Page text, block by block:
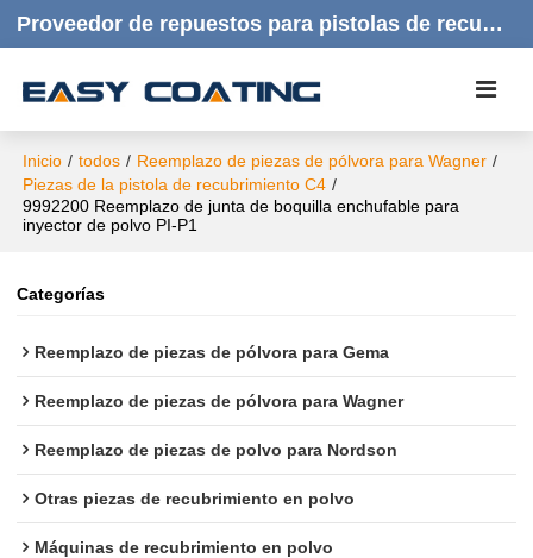
Proveedor de repuestos para pistolas de recubrimiento en polvo | Productos de calidad, respuesta rápida y atención al cliente amable.
Inicio / todos / Reemplazo de piezas de pólvora para Wagner /
Piezas de la pistola de recubrimiento C4 /
9992200 Reemplazo de junta de boquilla enchufable para
inyector de polvo PI-P1
Categorías
Reemplazo de piezas de pólvora para Gema
Reemplazo de piezas de pólvora para Wagner
Reemplazo de piezas de polvo para Nordson
Otras piezas de recubrimiento en polvo
Máquinas de recubrimiento en polvo